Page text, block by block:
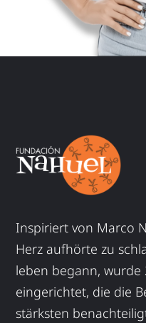
Inspiriert von Marco
Herz aufhörte zu
leben begann, wurde
eingerichtet, die die
stärksten